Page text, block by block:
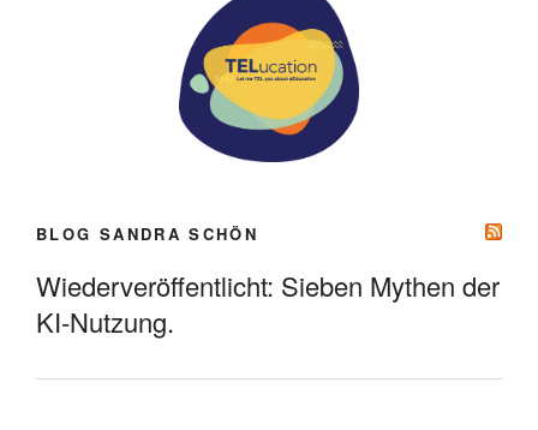
BLOG SANDRA SCHÖN
Wiederveröffentlicht: Sieben Mythen der
KI-Nutzung.